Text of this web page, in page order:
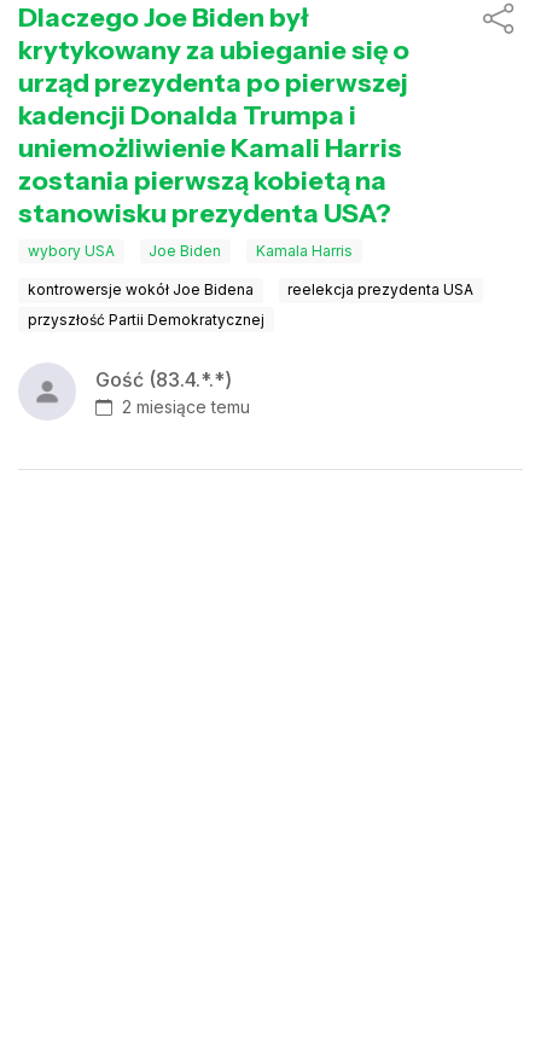
Dlaczego Joe Biden był
krytykowany za ubieganie się o
urząd prezydenta po pierwszej
kadencji Donalda Trumpa i
uniemożliwienie Kamali Harris
zostania pierwszą kobietą na
stanowisku prezydenta USA?
wybory USA Joe Biden Kamala Harris
kontrowersje wokół Joe Bidena
reelekcja prezydenta USA
przyszłość Partii Demokratycznej
Gość (83.4.*.*)
2 miesiące temu